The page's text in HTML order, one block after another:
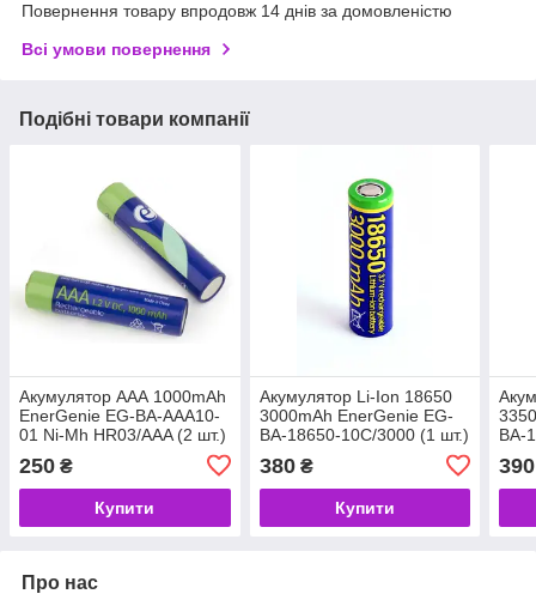
Повернення товару впродовж 14 днів за домовленістю
Всі умови повернення
Подібні товари компанії
Акумулятор AAА 1000mAh
EnerGenie EG-BA-AAA10-
01 Ni-Mh HR03/AAA (2 шт.)
250 ₴
Купити
Акумулятор Li-Ion 18650
3000mAh EnerGenie EG-
BA-18650-10C/3000 (1 шт.)
380₴
Купити
BA-
390
Про нас